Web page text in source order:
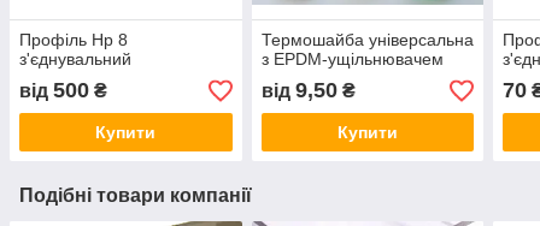
Профіль Нр 8
з'єднувальний
від 500 ₴
Купити
Термошайба універсальна
з EPDM-ущільнювачем
від 9,50₴
Купити
70
Подібні товари компанії